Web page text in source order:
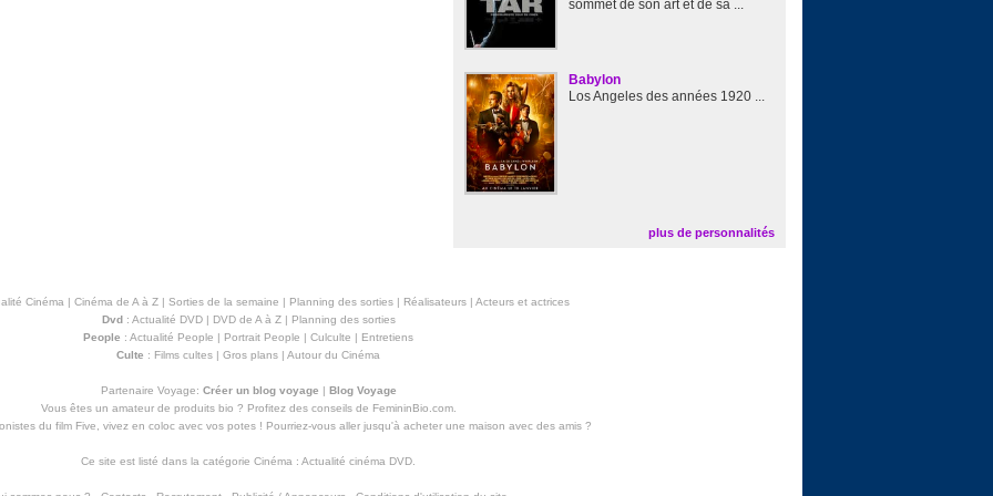
sommet de son art et de sa ...
Babylon
Los Angeles des années 1920 ...
plus de personnalités
Cinéma | Cinéma de A à Z| Sorties de la semaine | Planning des sorties| Réalisateurs| Acteurs et actrices
Dvd: Actualité DVD| DVD de A à Z| Planning des sorties
People : Actualité People | Portrait People | Culculte | Entretiens
Culte : Films cultes | Gros plans | Autour du Cinéma
Partenaire Voyage: Créer un blog voyage | Blog Voyage
Vous êtes un amateur de produits bio ? Profitez des conseils de FemininBio.com.
du film Five, vivez en coloc avec vos potes ! Pourriez-vous aller jusqu'à acheter une maison avec des amis?
Ce site est listé dans la catégorie Cinéma : Actualité cinéma DVD